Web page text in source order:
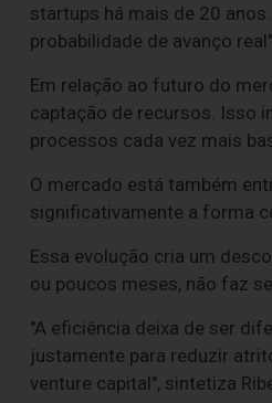
startups há mais de 20
probabilidade de avanço
Em relação ao futuro do
captação de recursos. Isso
processos cada vez mais
O mercado está também
significativamente a forma
Essa evolução cria um
ou poucos meses, não faz
"A eficiência deixa de ser
justamente para reduzir
venture capital", sintetiza